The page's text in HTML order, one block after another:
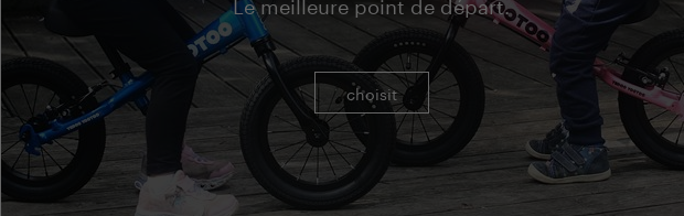
choisit